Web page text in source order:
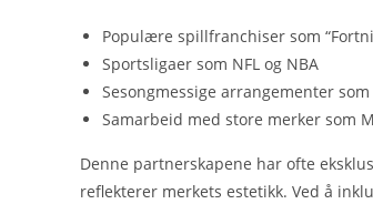
Populære spillfranchiser som
Sportsligaer som NFL og NBA
Sesongmessige arrangementer
Samarbeid med store merker som
Denne partnerskapene har ofte
reflekterer merkets estetikk. Ved å